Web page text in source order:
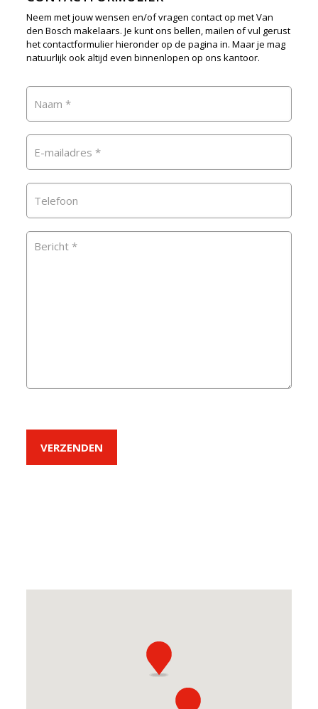
Neem met jouw wensen en/of vragen contact op met Van
den Bosch makelaars. Je kunt ons bellen, mailen of vul gerust
het contactformulier hieronder op de pagina in. Maar je mag
natuurlijk ook altijd even binnenlopen op ons kantoor.